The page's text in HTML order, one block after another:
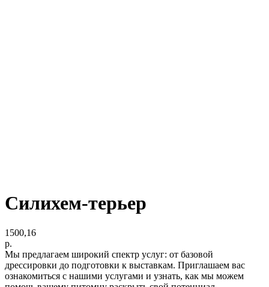
Силихем-терьер
1500,16
р.
Мы предлагаем широкий спектр услуг: от базовой
дрессировки до подготовки к выставкам. Приглашаем вас
ознакомиться с нашими услугами и узнать, как мы можем